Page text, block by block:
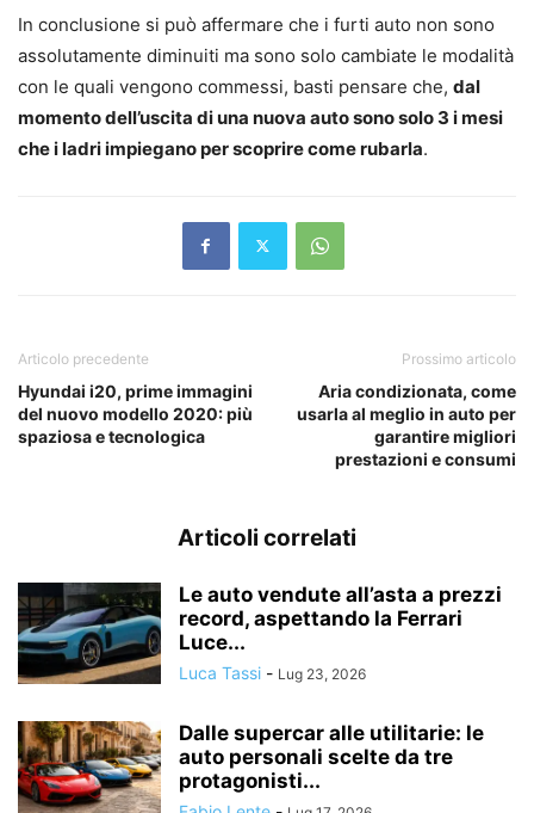
In conclusione si può affermare che i furti auto non sono
assolutamente diminuiti ma sono solo cambiate le modalità
con le quali vengono commessi, basti pensare che, dal
momento dell’uscita di una nuova auto sono solo 3 i mesi
che i ladri impiegano per scoprire come rubarla.
Articolo precedente
Hyundai i20, prime immagini
del nuovo modello 2020: più
spaziosa e tecnologica
Prossimo articolo
Aria condizionata, come
usarla al meglio in auto per
garantire migliori
prestazioni e consumi
Articoli correlati
Le auto vendute all’asta a prezzi
record, aspettando la Ferrari
Luce...
Luca Tassi - Lug 23, 2026
Dalle supercar alle utilitarie: le
auto personali scelte da tre
protagonisti...